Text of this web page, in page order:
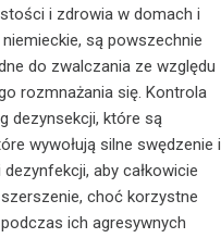
i zdrowia w domach i
są powszechnie
do zwalczania ze względu
rozmnażania się. Kontrola
dezynsekcji, które są
wywołują silne swędzenie i
aby całkowicie
choć korzystne
ich agresywnych